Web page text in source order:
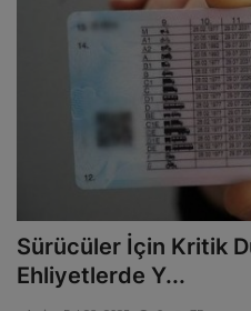
Sürücüler İçin Kritik
Ehliyetlerde Y...